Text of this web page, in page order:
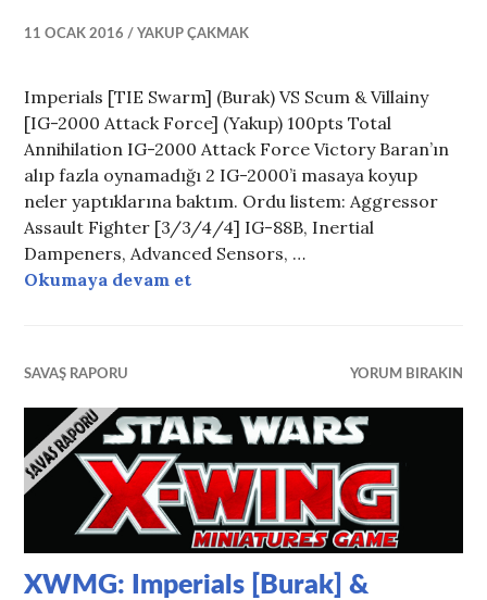
11 OCAK 2016 YAKUP ÇAKMAK
Imperials [TIE Swarm] (Burak) VS Scum & Villainy
[IG-2000 Attack Force] (Yakup) 100pts Total
Annihilation IG-2000 Attack Force Victory Baran’ın
alıp fazla oynamadığı 2 IG-2000’i masaya koyup
neler yaptıklarına baktım. Ordu listem: Aggressor
Assault Fighter [3/3/4/4] IG-88B, Inertial
Dampeners, Advanced Sensors, …
Okumaya devam etXWMG: Imperials [Burak] &
SAVAŞ RAPORU YORUM BIRAKIN
XWMG: Imperials [Burak] &